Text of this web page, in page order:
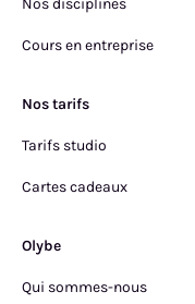
Nos disciplines
Cours en entreprise
Nos tarifs
Tarifs studio
Cartes cadeaux
Olybe
Qui sommes-nous